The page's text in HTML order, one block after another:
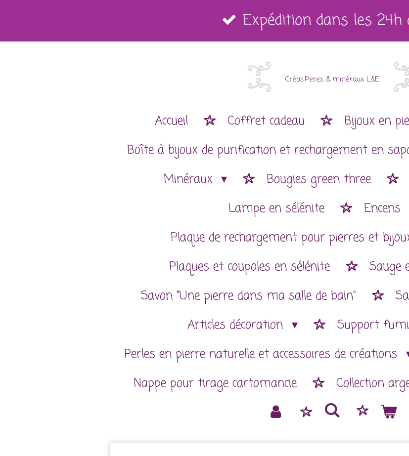
au
Expédition dans les
Créas'Peres & minéraux L&E
Accueil Coffret cadeau
Bijoux en
Boîte à bijoux de purification et rechargement en
Minéraux
Bougies green three
Lampe en sélénite
Encens
Plaque de rechargement pour pierres et
Plaques et coupoles en sélénite
Sauge
Savon "Une pierre dans ma salle de bain"
Articles décoration
Support
Perles en pierre naturelle et accessoires de créations
Nappe pour tirage cartomancie
Collection